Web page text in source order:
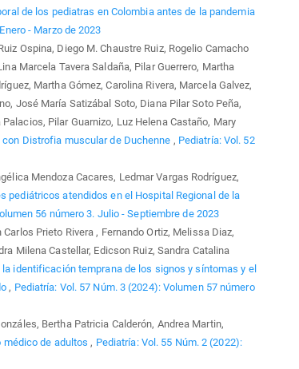
de los pediatras en Colombia antes de la pandemia
- Marzo de 2023
Ospina, Diego M. Chaustre Ruiz, Rogelio Camacho
Marcela Tavera Saldaña, Pilar Guerrero, Martha
Martha Gómez, Carolina Rivera, Marcela Galvez,
José María Satizábal Soto, Diana Pilar Soto Peña,
Pilar Guarnizo, Luz Helena Castaño, Mary
Distrofia muscular de Duchenne , Pediatría: Vol. 52
Mendoza Cacares, Ledmar Vargas Rodríguez,
pediátricos atendidos en el Hospital Regional de la
56 número 3. Julio - Septiembre de 2023
Prieto Rivera , Fernando Ortiz, Melissa Diaz,
Milena Castellar, Edicson Ruiz, Sandra Catalina
identificación temprana de los signos y síntomas y el
, Pediatría: Vol. 57 Núm. 3 (2024): Volumen 57 número
Bertha Patricia Calderón, Andrea Martin,
de adultos , Pediatría: Vol. 55 Núm. 2 (2022):